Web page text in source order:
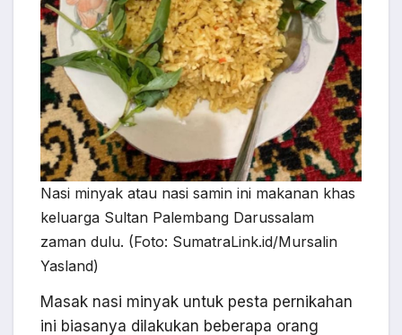
Nasi minyak atau nasi samin ini makanan khas
keluarga Sultan Palembang Darussalam
zaman dulu. (Foto: SumatraLink.id/Mursalin
Yasland)
Masak nasi minyak untuk pesta pernikahan
ini biasanya dilakukan beberapa orang